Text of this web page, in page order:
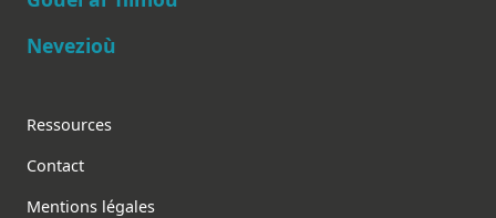
Nevezioù
Footer
Ressources
Contact
Mentions légales